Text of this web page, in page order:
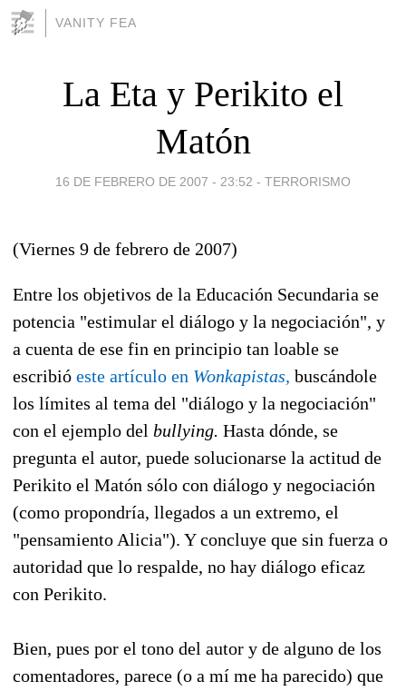
VANITY FEA
La Eta y Perikito el
Matón
16 DE FEBRERO DE 2007 - 23:52 - TERRORISMO
(Viernes 9 de febrero de 2007)
Entre los objetivos de la Educación Secundaria se
potencia "estimular el diálogo y la negociación", y
a cuenta de ese fin en principio tan loable se
escribió este artículo en Wonkapistas, buscándole
los límites al tema del "diálogo y la negociación"
con el ejemplo del bullying. Hasta dónde, se
pregunta el autor, puede solucionarse la actitud de
Perikito el Matón sólo con diálogo y negociación
(como propondría, llegados a un extremo, el
"pensamiento Alicia"). Y concluye que sin fuerza o
autoridad que lo respalde, no hay diálogo eficaz
con Perikito.
Bien, pues por el tono del autor y de alguno de los
comentadores, parece (o a mí me ha parecido) que